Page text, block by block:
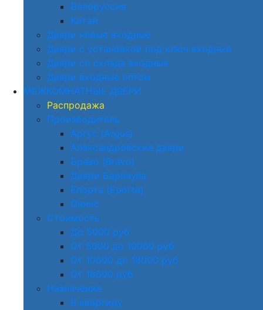
Белоруссия
Китай
Двери новые входные
Двери с установкой под ключ входные
Двери со склада входные
Двери входные оптом
МЕЖКОМНАТНЫЕ ДВЕРИ
Распродажа
Производитель
Аргус (Argus)
Александровские двери
Браво (Bravo)
Двери Барнаула
Епорта (Eporta)
Оникс
Стоимость
До 5000 руб
От 5000 до 10000 руб
От 10000 до 18000 руб
От 18000 руб
Назначение
В квартиру